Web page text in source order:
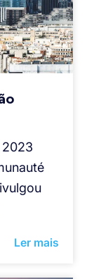
2023
Ler mais